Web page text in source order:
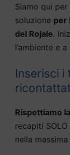
Siamo qui
soluzione per
del Rojale.
l’ambiente e
Inserisci i
Rispettiamo
recapiti
nella